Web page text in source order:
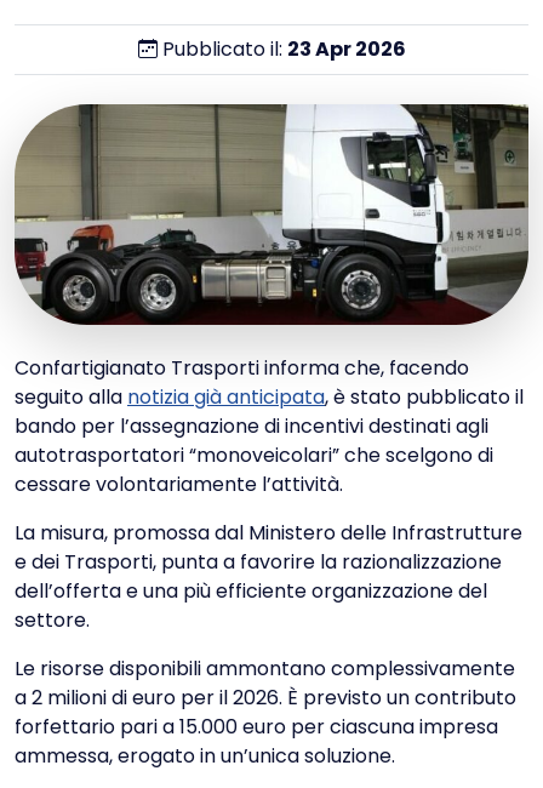
Pubblicato il: 23Apr2026
Confartigianato Trasporti informa che, facendo
seguito alla notizia già anticipata, è stato pubblicato il
bando per l’assegnazione di incentivi destinati agli
autotrasportatori “monoveicolari” che scelgono di
cessare volontariamente l’attività.
La misura, promossa dal Ministero delle Infrastrutture
e dei Trasporti, punta a favorire la razionalizzazione
dell’offerta e una più efficiente organizzazione del
settore.
Le risorse disponibili ammontano complessivamente
a 2 milioni di euro per il 2026. È previsto un contributo
forfettario pari a 15.000 euro per ciascuna impresa
ammessa, erogato in un’unica soluzione.